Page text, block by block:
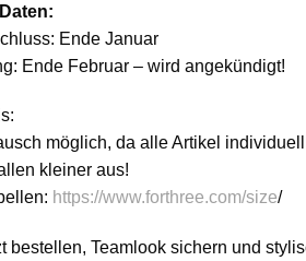
Ende Januar
Ende Februar – wird angekündigt!
möglich, da alle Artikel
kleiner aus!
https://www.forthree.com/size/
bestellen, Teamlook sichern und